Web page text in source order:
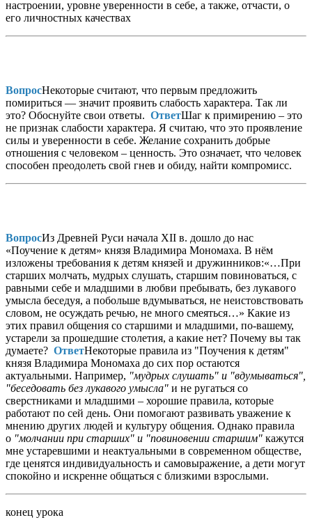
настроении, уровне уверенности в себе, а также, отчасти, о
его личностных качествах
ВопросНекоторые считают, что первым предложить
помириться — значит проявить слабость характера. Так ли
это? Обоснуйте свои ответы. ОтветШаг к примирению – это
не признак слабости характера. Я считаю, что это проявление
силы и уверенности в себе. Желание сохранить добрые
отношения с человеком – ценность. Это означает, что человек
способен преодолеть свой гнев и обиду, найти компромисс.
ВопросИз Древней Руси начала XII в. дошло до нас
«Поучение к детям» князя Владимира Мономаха. В нём
изложены требования к детям князей и дружинников:«…При
старших молчать, мудрых слушать, старшим повиноваться, с
равными себе и младшими в любви пребывать, без лукавого
умысла беседуя, а побольше вдумываться, не неистовствовать
словом, не осуждать речью, не много смеяться…» Какие из
этих правил общения со старшими и младшими, по-вашему,
устарели за прошедшие столетия, а какие нет? Почему вы так
думаете? ОтветНекоторые правила из "Поучения к детям"
князя Владимира Мономаха до сих пор остаются
актуальными. Например, "мудрых слушать" и "вдумываться",
"беседовать без лукавого умысла" и не ругаться со
сверстниками и младшими – хорошие правила, которые
работают по сей день. Они помогают развивать уважение к
мнению других людей и культуру общения. Однако правила
о "молчании при старших" и "повиновении старшим" кажутся
мне устаревшими и неактуальными в современном обществе,
где ценятся индивидуальность и самовыражение, а дети могут
спокойно и искренне общаться с близкими взрослыми.
конец урока